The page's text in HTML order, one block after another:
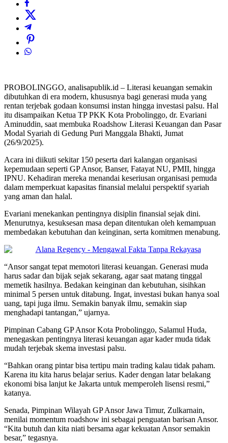
PROBOLINGGO, analisapublik.id – Literasi keuangan semakin
dibutuhkan di era modern, khususnya bagi generasi muda yang
rentan terjebak godaan konsumsi instan hingga investasi palsu. Hal
itu disampaikan Ketua TP PKK Kota Probolinggo, dr. Evariani
Aminuddin, saat membuka Roadshow Literasi Keuangan dan Pasar
Modal Syariah di Gedung Puri Manggala Bhakti, Jumat
(26/9/2025).
Acara ini diikuti sekitar 150 peserta dari kalangan organisasi
kepemudaan seperti GP Ansor, Banser, Fatayat NU, PMII, hingga
IPNU. Kehadiran mereka menandai keseriusan organisasi pemuda
dalam memperkuat kapasitas finansial melalui perspektif syariah
yang aman dan halal.
Evariani menekankan pentingnya disiplin finansial sejak dini.
Menurutnya, kesuksesan masa depan ditentukan oleh kemampuan
membedakan kebutuhan dan keinginan, serta komitmen menabung.
“Ansor sangat tepat memotori literasi keuangan. Generasi muda
harus sadar dan bijak sejak sekarang, agar saat matang tinggal
memetik hasilnya. Bedakan keinginan dan kebutuhan, sisihkan
minimal 5 persen untuk ditabung. Ingat, investasi bukan hanya soal
uang, tapi juga ilmu. Semakin banyak ilmu, semakin siap
menghadapi tantangan,” ujarnya.
Pimpinan Cabang GP Ansor Kota Probolinggo, Salamul Huda,
menegaskan pentingnya literasi keuangan agar kader muda tidak
mudah terjebak skema investasi palsu.
“Bahkan orang pintar bisa tertipu main trading kalau tidak paham.
Karena itu kita harus belajar serius. Kader dengan latar belakang
ekonomi bisa lanjut ke Jakarta untuk memperoleh lisensi resmi,”
katanya.
Senada, Pimpinan Wilayah GP Ansor Jawa Timur, Zulkarnain,
menilai momentum roadshow ini sebagai penguatan barisan Ansor.
“Kita butuh dan kita niati bersama agar kekuatan Ansor semakin
besar,” tegasnya.